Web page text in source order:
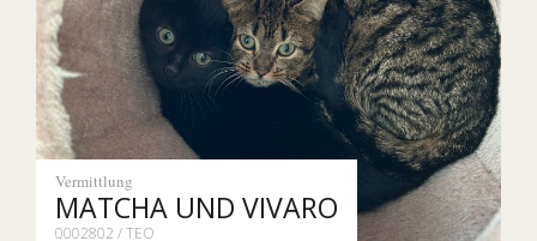
Vermittlung
MATCHA UND VIVARO
0002802 / TEO